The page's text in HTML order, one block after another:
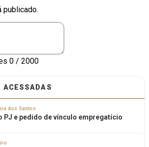
publicado.
0 / 2000
ACESSADAS
dos Santos
PJ e pedido de vínculo empregatício